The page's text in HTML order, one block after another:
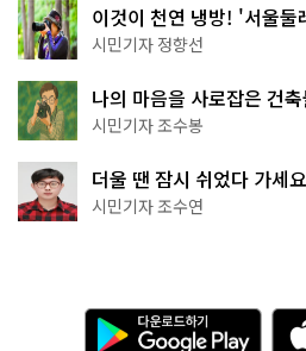
이것이 천연 냉방! '서울
나볼까
시민기자 정향선
나의 마음을 사로잡은 건
상작 공개!
시민기자 조수봉
더울 땐 잠시 쉬었다 가세
·무더위쉼터까지
시민기자 조수연
다
운